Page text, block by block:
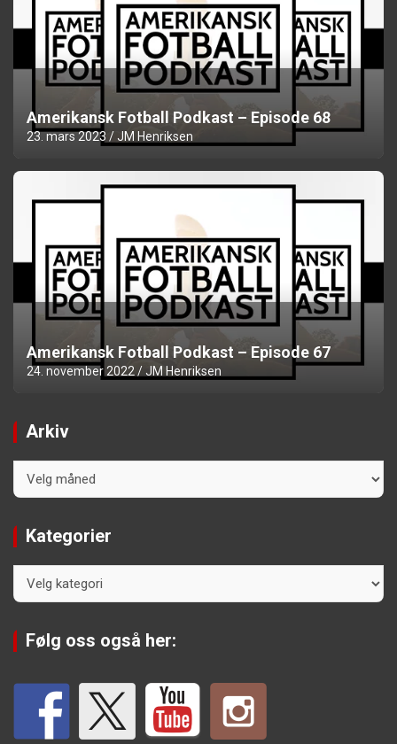
Amerikansk Fotball Podkast – Episode 68
23. mars 2023 JM Henriksen
Amerikansk Fotball Podkast – Episode 67
24. november 2022 JM Henriksen
Arkiv
Kategorier
Følg oss også her: